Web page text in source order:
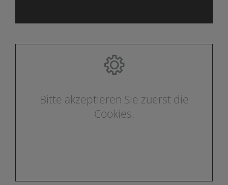
Bitte akzeptieren Sie zuerst die
Cookies.